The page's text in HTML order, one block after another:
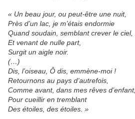
« Un beau jour, ou peut-être une nuit,
Près d’un lac, je m’étais endormie
Quand soudain, semblant crever le ciel,
Et venant de nulle part,
Surgit un aigle noir.
(…)
Dis, l’oiseau, Ô dis, emmène-moi !
Retournons au pays d’autrefois,
Comme avant, dans mes rêves d’enfant,
Pour cueillir en tremblant
Des étoiles, des étoiles. »